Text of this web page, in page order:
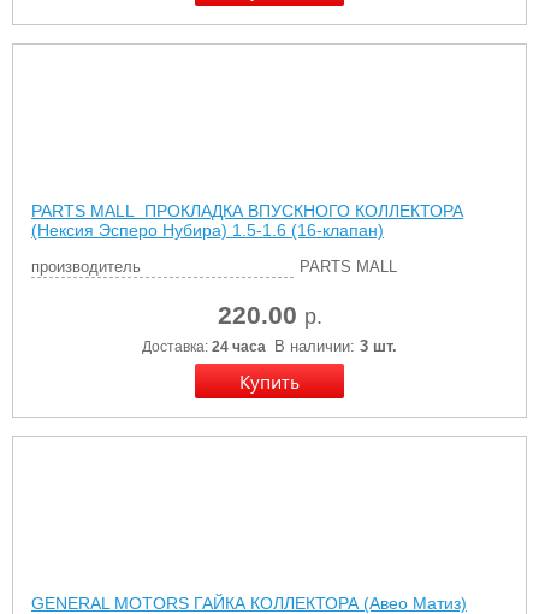
PARTS MALL ПРОКЛАДКА ВПУСКНОГО КОЛЛЕКТОРА
(Нексия Эсперо Нубира) 1.5-1.6 (16-клапан)
производитель PARTS MALL
220.00 р.
Доставка: 24 часа В наличии: 3 шт.
GENERAL MOTORS ГАЙКА КОЛЛЕКТОРА (Авео Матиз)